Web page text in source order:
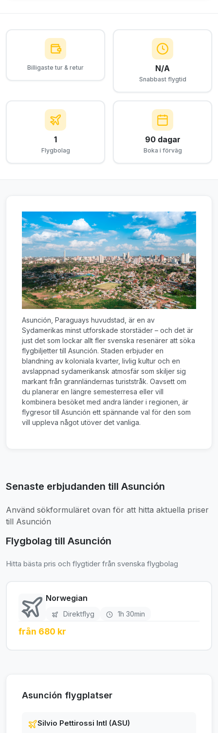
Billigaste tur & retur N/A
Snabbast flygtid
1
Flygbolag
90 dagar
Boka i förväg
Asunción, Paraguays huvudstad, är en av
Sydamerikas minst utforskade storstäder – och det är
just det som lockar allt fler svenska resenärer att söka
flygbiljetter till Asunción. Staden erbjuder en
blandning av koloniala kvarter, livlig kultur och en
avslappnad sydamerikansk atmosfär som skiljer sig
markant från grannländernas turiststråk. Oavsett om
du planerar en längre semesterresa eller vill
kombinera besöket med andra länder i regionen, är
flygresor till Asunción ett spännande val för den som
vill uppleva något utöver det vanliga.
Senaste erbjudanden till Asunción
Använd sökformuläret ovan för att hitta aktuella priser
till Asunción
Flygbolag till Asunción
Hitta bästa pris och flygtider från svenska flygbolag
Norwegian
Direktflyg 1h 30min
från 680 kr
Asunción flygplatser
Silvio Pettirossi Intl (ASU)